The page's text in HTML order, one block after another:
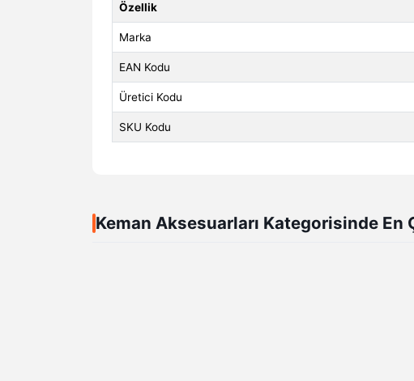
Özellik
Marka
EAN Kodu
Üretici Kodu
SKU Kodu
Keman Aksesuarları Kategorisinde En